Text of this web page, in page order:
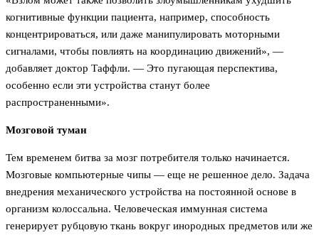
когнитивные функции пациента, например, способность
концентрироваться, или даже манипулировать моторными
сигналами, чтобы повлиять на координацию движений», —
добавляет доктор Таффли. — Это пугающая перспектива,
особенно если эти устройства станут более
распространенными».
Мозговой туман
Тем временем битва за мозг потребителя только начинается.
Мозговые компьютерные чипы — еще не решенное дело. Задача
внедрения механического устройства на постоянной основе в
организм колоссальна. Человеческая иммунная система
генерирует рубцовую ткань вокруг инородных предметов или же